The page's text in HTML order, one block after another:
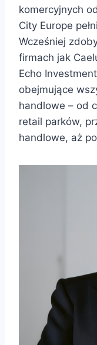
komercyjnych
City Europe
Wcześniej
firmach jak
Echo
obejmujące
handlowe – od
retail parków,
handlowe, aż